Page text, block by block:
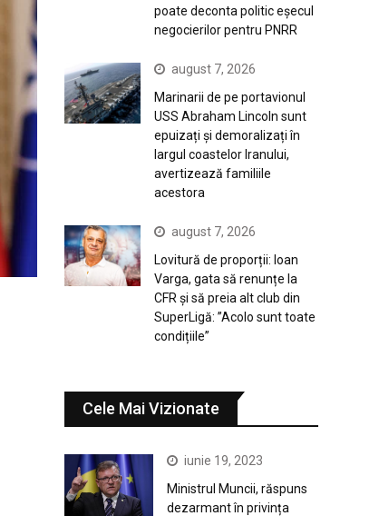
poate deconta politic eșecul
negocierilor pentru PNRR
august 7, 2026
Marinarii de pe portavionul
USS Abraham Lincoln sunt
epuizați și demoralizați în
largul coastelor Iranului,
avertizează familiile
acestora
august 7, 2026
Lovitură de proporții: Ioan
Varga, gata să renunțe la
CFR și să preia alt club din
SuperLigă: ”Acolo sunt toate
condițiile”
Cele Mai Vizionate
iunie 19, 2023
Ministrul Muncii, răspuns
dezarmant în privința